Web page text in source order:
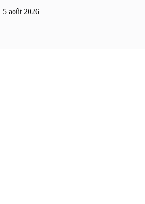
5 août 2026